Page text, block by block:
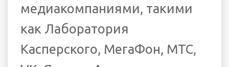
медиакомпаниями, такими
как Лаборатория
Касперского, МегаФон, МТС,